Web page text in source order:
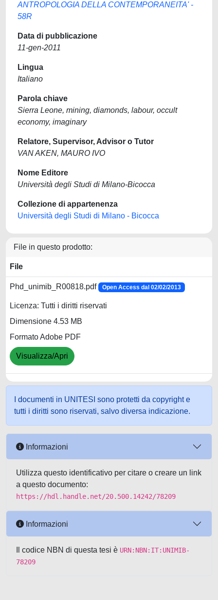
ANTROPOLOGIA DELLA CONTEMPORANEITA' -
58R
Data di pubblicazione
11-gen-2011
Lingua
Italiano
Parola chiave
Sierra Leone, mining, diamonds, labour, occult
economy, imaginary
Relatore, Supervisor, Advisor o Tutor
VAN AKEN, MAURO IVO
Nome Editore
Università degli Studi di Milano-Bicocca
Collezione di appartenenza
Università degli Studi di Milano - Bicocca
File in questo prodotto:
File
Phd_unimib_R00818.pdf Open Access dal 02/02/2013
Licenza: Tutti i diritti riservati
Dimensione 4.53 MB
Formato Adobe PDF
Visualizza/Apri
I documenti in UNITESI sono protetti da copyright e
tutti i diritti sono riservati, salvo diversa indicazione.
Informazioni
Utilizza questo identificativo per citare o creare un link
a questo documento:
https://hdl.handle.net/20.500.14242/78209
Informazioni
Il codice NBN di questa tesi è URN:NBN:IT:UNIMIB-
78209